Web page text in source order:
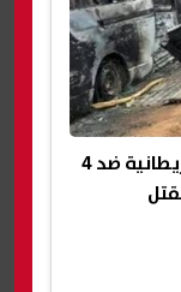
بينهم شقيق حميدتي.. عقوبات بريطانية ضد 4